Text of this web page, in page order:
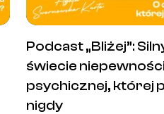
Podcast „Bliżej”:
świecie
psychicznej, której
nigdy